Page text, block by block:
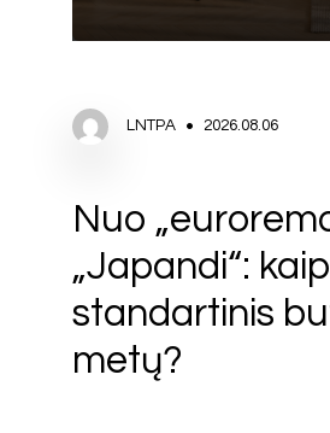
LNTPA 2026.08.06
Nuo
„Japandi“:
standartinis
metų?